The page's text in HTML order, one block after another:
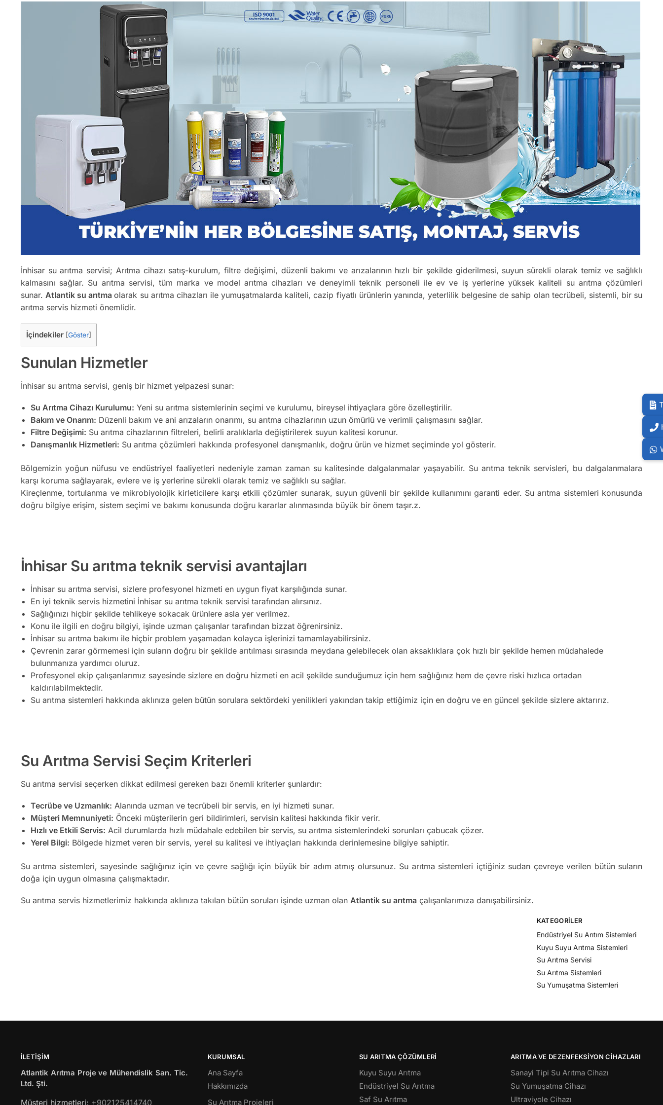
İnhisar su arıtma servisi; Arıtma cihazı satış-kurulum, filtre değişimi, düzenli bakımı ve arızalarının hızlı bir şekilde giderilmesi, suyun sürekli olarak temiz ve sağlıklı
kalmasını sağlar. Su arıtma servisi, tüm marka ve model arıtma cihazları ve deneyimli teknik personeli ile ev ve iş yerlerine yüksek kaliteli su arıtma çözümleri
sunar.Atlantik su arıtmaolarak su arıtma cihazları ile yumuşatmalarda kaliteli, cazip fiyatlı ürünlerin yanında, yeterlilik belgesine de sahip olan tecrübeli, sistemli, bir su
arıtma servis hizmeti önemlidir.
İçindekiler [Göster]
Sunulan Hizmetler
İnhisar su arıtma servisi, geniş bir hizmet yelpazesi sunar:
Su Arıtma Cihazı Kurulumu: Yeni su arıtma sistemlerinin seçimi ve kurulumu, bireysel ihtiyaçlara göre özelleştirilir.
Bakım ve Onarım: Düzenli bakım ve ani arızaların onarımı, su arıtma cihazlarının uzun ömürlü ve verimli çalışmasını sağlar.
Filtre Değişimi: Su arıtma cihazlarının filtreleri, belirli aralıklarla değiştirilerek suyun kalitesi korunur.
Danışmanlık Hizmetleri: Su arıtma çözümleri hakkında profesyonel danışmanlık, doğru ürün ve hizmet seçiminde yol gösterir.
Bölgemizin yoğun nüfusu ve endüstriyel faaliyetleri nedeniyle zaman zaman su kalitesinde dalgalanmalar yaşayabilir. Su arıtma teknik servisleri, bu dalgalanmalara
karşı koruma sağlayarak, evlere ve iş yerlerine sürekli olarak temiz ve sağlıklı su sağlar.
Kireçlenme, tortulanma ve mikrobiyolojik kirleticilere karşı etkili çözümler sunarak, suyun güvenli bir şekilde kullanımını garanti eder. Su arıtma sistemleri konusunda
doğru bilgiye erişim, sistem seçimi ve bakımı konusunda doğru kararlar alınmasında büyük bir önem taşır.z.
İnhisar Su arıtma teknik servisi avantajları
İnhisar su arıtma servisi, sizlere profesyonel hizmeti en uygun fiyat karşılığında sunar.
En iyi teknik servis hizmetini İnhisar su arıtma teknik servisi tarafından alırsınız.
Sağlığınızı hiçbir şekilde tehlikeye sokacak ürünlere asla yer verilmez.
Konu ile ilgili en doğru bilgiyi, işinde uzman çalışanlar tarafından bizzat öğrenirsiniz.
İnhisar su arıtma bakımı ile hiçbir problem yaşamadan kolayca işlerinizi tamamlayabilirsiniz.
Çevrenin zarar görmemesi için suların doğru bir şekilde arıtılması sırasında meydana gelebilecek olan aksaklıklara çok hızlı bir şekilde hemen müdahalede
bulunmanıza yardımcı oluruz.
Profesyonel ekip çalışanlarımız sayesinde sizlere en doğru hizmeti en acil şekilde sunduğumuz için hem sağlığınız hem de çevre riski hızlıca ortadan
kaldırılabilmektedir.
Su arıtma sistemleri hakkında aklınıza gelen bütün sorulara sektördeki yenilikleri yakından takip ettiğimiz için en doğru ve en güncel şekilde sizlere aktarırız.
Su Arıtma Servisi Seçim Kriterleri
Su arıtma servisi seçerken dikkat edilmesi gereken bazı önemli kriterler şunlardır:
Tecrübe ve Uzmanlık: Alanında uzman ve tecrübeli bir servis, en iyi hizmeti sunar.
Müşteri Memnuniyeti: Önceki müşterilerin geri bildirimleri, servisin kalitesi hakkında fikir verir.
Hızlı ve Etkili Servis: Acil durumlarda hızlı müdahale edebilen bir servis, su arıtma sistemlerindeki sorunları çabucak çözer.
Yerel Bilgi: Bölgede hizmet veren bir servis, yerel su kalitesi ve ihtiyaçları hakkında derinlemesine bilgiye sahiptir.
Su arıtma sistemleri, sayesinde sağlığınız için ve çevre sağlığı için büyük bir adım atmış olursunuz. Su arıtma sistemleri içtiğiniz sudan çevreye verilen bütün suların
doğa için uygun olmasına çalışmaktadır.
Su arıtma servis hizmetlerimiz hakkında aklınıza takılan bütün soruları işinde uzman olan Atlantik su arıtma çalışanlarımıza danışabilirsiniz.
KATEGORILER
Endüstriyel Su Arıtım Sistemleri
Kuyu Suyu Arıtma Sistemleri
Su Arıtma Servisi
Su Arıtma Sistemleri
Su Yumuşatma Sistemleri
İLETIŞIM
Atlantik Arıtma Proje ve Mühendislik San. Tic.
Ltd. Şti.
Müsteri hizmetleri: +902125414740
KURUMSAL
Ana Sayfa
Hakkımızda
Su Arıtma Projeleri
SU ARITMA ÇÖZÜMLERI
Kuyu Suyu Arıtma
Endüstriyel Su Arıtma
Saf Su Arıtma
ARITMA VE DEZENFEKSIYON CIHAZLARI
Sanayi Tipi Su Arıtma Cihazı
Su Yumuşatma Cihazı
Ultraviyole Cihazı